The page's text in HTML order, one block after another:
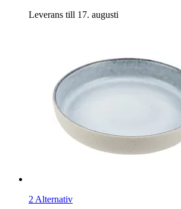
Leverans till 17. augusti
2 Alternativ